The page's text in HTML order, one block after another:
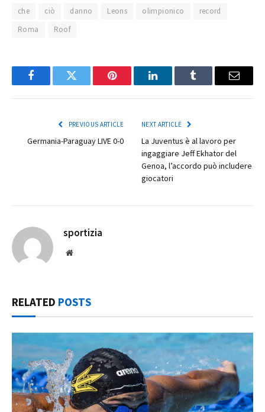
che ciò danno Leons olimpionico
record
Roma
Roof
FacebookTwitter Pinterest LinkedInTumblr Email
PREVIOUS ARTICLE
Germania-Paraguay LIVE 0-0
NEXT ARTICLE
La Juventus è al lavoro per
ingaggiare Jeff Ekhator del
Genoa, l’accordo può includere
giocatori
sportizia
Website
RELATED POSTS